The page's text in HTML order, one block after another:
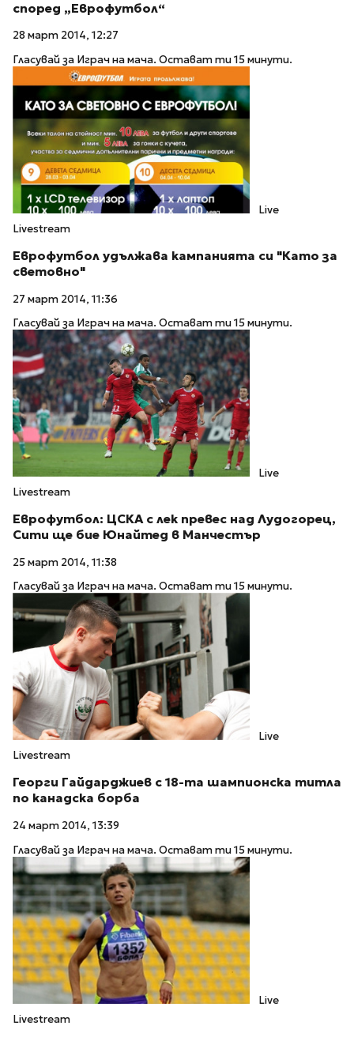
според „Еврофутбол“
28 март 2014, 12:27
Гласувай за Играч на мача. Остават ти 15 минути.
Live
Livestream
Еврофутбол удължава кампанията си "Като за
световно"
27 март 2014, 11:36
Гласувай за Играч на мача. Остават ти 15 минути.
Live
Livestream
Еврофутбол: ЦСКА с лек превес над Лудогорец,
Сити ще бие Юнайтед в Манчестър
25 март 2014, 11:38
Гласувай за Играч на мача. Остават ти 15 минути.
Live
Livestream
Георги Гайдарджиев с 18-та шампионска титла
по канадска борба
24 март 2014, 13:39
Гласувай за Играч на мача. Остават ти 15 минути.
Live
Livestream